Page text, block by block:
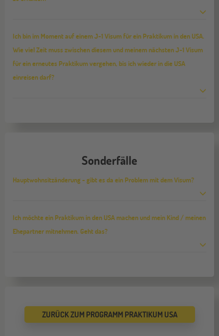
Ich bin im Moment auf einem J-1 Visum für ein Praktikum in den USA.
Wie viel Zeit muss zwischen diesem und meinem nächsten J-1 Visum
für ein erneutes Praktikum vergehen, bis ich wieder in die USA
einreisen darf?
Sonderfälle
Hauptwohnsitzänderung - gibt es da ein Problem mit dem Visum?
Ich möchte ein Praktikum in den USA machen und mein Kind / meinen
Ehepartner mitnehmen. Geht das?
ZURÜCK ZUM PROGRAMM PRAKTIKUM USA